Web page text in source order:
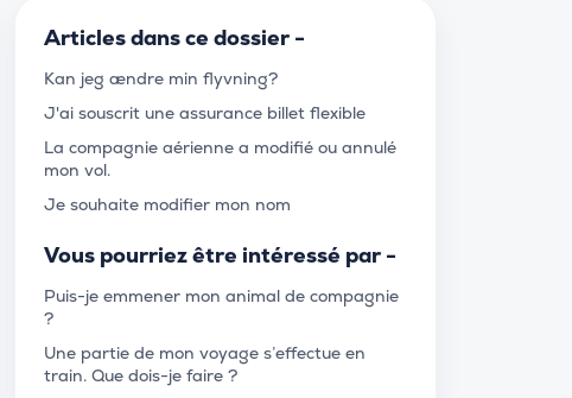
Articles dans ce dossier -
Kan jeg ændre min flyvning?
J'ai souscrit une assurance billet flexible
La compagnie aérienne a modifié ou annulé
mon vol.
Je souhaite modifier mon nom
Vous pourriez être intéressé par -
Puis-je emmener mon animal de compagnie
?
Une partie de mon voyage s’effectue en
train. Que dois-je faire ?